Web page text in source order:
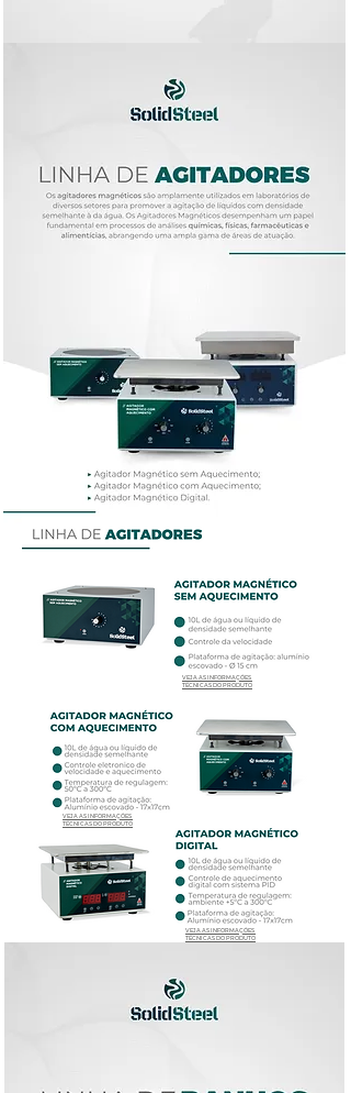
VEJA AS INFORMAÇÕES
TÉCNICAS DO PRODUTO
VEJA AS INFORMAÇÕES
TÉCNICAS DO PRODUTO
VEJA AS INFORMAÇÕES
TÉCNICAS DO PRODUTO